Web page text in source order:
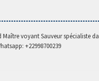
voyant Sauveur spécialiste
+22998700239